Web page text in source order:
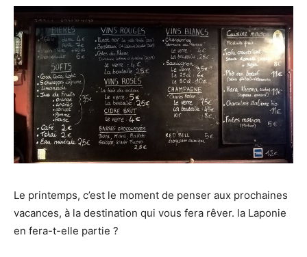
Le printemps, c’est le moment de penser aux prochaines
vacances, à la destination qui vous fera rêver. la Laponie
en fera-t-elle partie ?